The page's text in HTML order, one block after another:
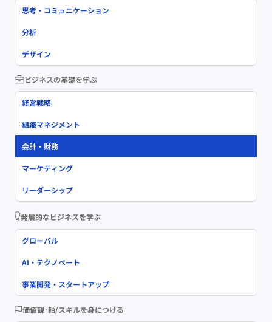
思考・コミュニケーション
分析
デザイン
ビジネスの基礎を学ぶ
経営戦略
組織マネジメント
会計・財務
マーケティング
リーダーシップ
発展的なビジネスを学ぶ
グローバル
AI・テクノベート
事業開発・スタートアップ
価値観･軸/スキルを身につける